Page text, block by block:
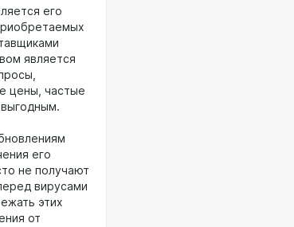
его
является
цены, частые
его
не получают
вирусами
этих
от